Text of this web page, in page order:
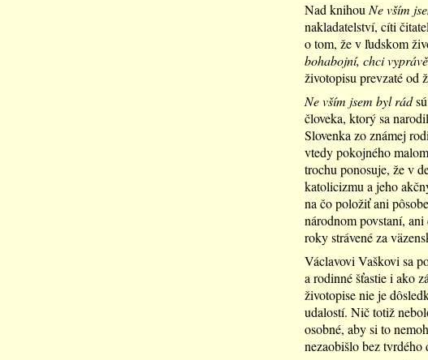
Nad knihou Ne vším
nakladatelství, cíti
o tom, že v ľudskom
bohabojní, chci
životopisu prevzaté od
Ne vším jsem byl rádsú
človeka, ktorý sa
Slovenka zo známej
vtedy pokojného
trochu ponosuje, že v
katolicizmu a jeho
na čo položiť ani
národnom povstaní,
roky strávené za
Václavovi Vaškovi sa
a rodinné šťastie i ako
životopise nie je
udalostí. Nič totiž
osobné, aby si to
nezaobišlo bez tvrdého